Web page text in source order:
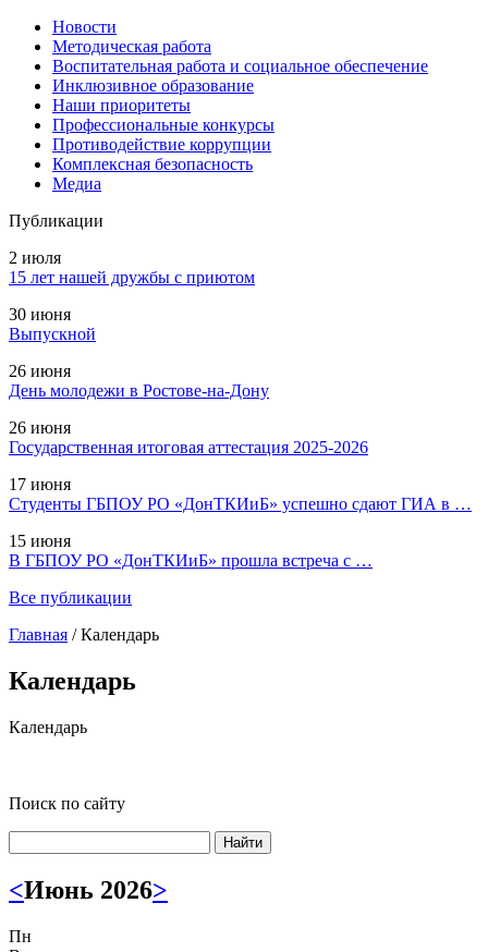
Новости
Методическая работа
Воспитательная работа и социальное обеспечение
Инклюзивное образование
Наши приоритеты
Профессиональные конкурсы
Противодействие коррупции
Комплексная безопасность
Медиа
Публикации
2 июля
15 лет нашей дружбы с приютом
30 июня
Выпускной
26 июня
День молодежи в Ростове-на-Дону
26 июня
Государственная итоговая аттестация 2025-2026
17 июня
Студенты ГБПОУ РО «ДонТКИиБ» успешно сдают ГИА в …
15 июня
В ГБПОУ РО «ДонТКИиБ» прошла встреча с …
Все публикации
Главная /Календарь
Календарь
Календарь
Поиск по сайту
Найти
<Июнь 2026>
Пн